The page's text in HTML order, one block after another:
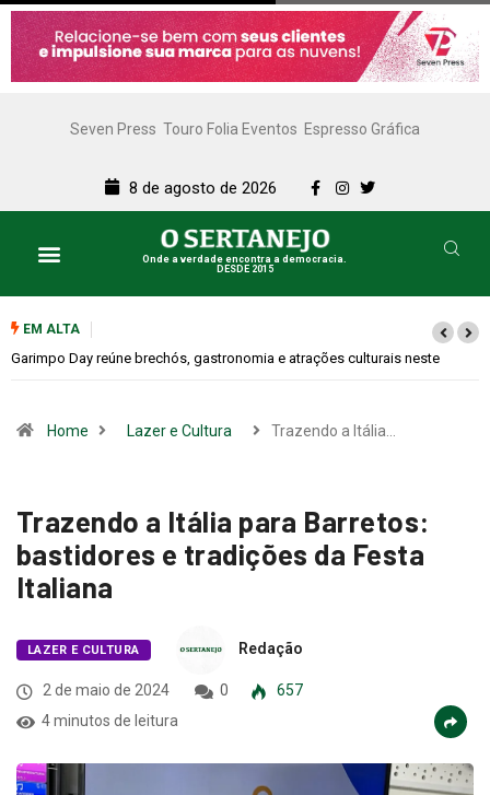
Seven Press Touro Folia Eventos Espresso Gráfica
8 de agosto de 2026
Onde a verdade encontra a democracia.
DESDE 2015
EM ALTA
Bugonia transforma paranoia e conspiração em um suspense imprevisível
Home Lazer e Cultura Trazendo a Itália…
Trazendo a Itália para Barretos:
bastidores e tradições da Festa
Italiana
LAZER E CULTURA Redação
2 de maio de 2024 0
657
4 minutos de leitura